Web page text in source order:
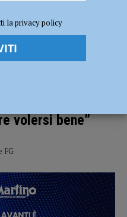
dice addio alla sua Carla.
vuol dire volersi bene”
emozionato il
volersi bene”
FG
la privacy policy